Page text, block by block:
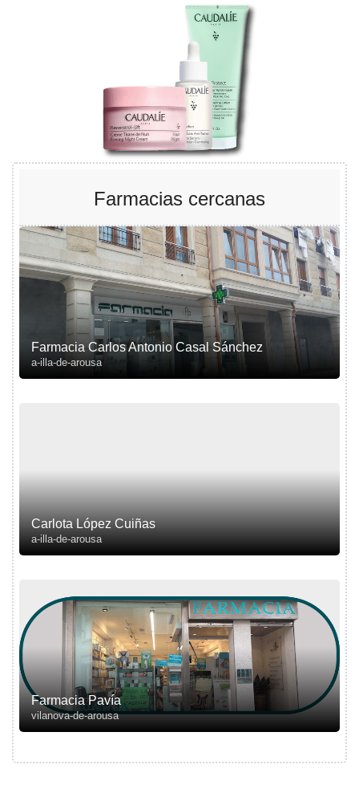
Farmacias cercanas
Farmacia Carlos Antonio Casal Sánchez
a-illa-de-arousa
Carlota López Cuiñas
a-illa-de-arousa
Farmacia Pavía
vilanova-de-arousa